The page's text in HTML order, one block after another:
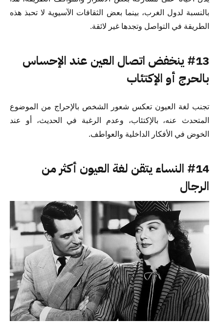
بالنسبة لدول الغرب، بينما بعض الثقافات الآسيوية لا تحبذ هذه
الطريقة في التواصل وتجدها غير لائقة.
#13 ينخفض اتصال العين عند الإحساس
بالحرج أو الإكتئاب
تجنب لغة العيون تعكس شعور الشخص بالإحراج من الموضوع
المتحدث عنه، بالإكتئاب، وعدم الرغبة في الحديث، أو عند
الخوض في الأفكار الداخلية والعواطف.
#14 النساء يتقن لغة العيون أكثر من
الرجال